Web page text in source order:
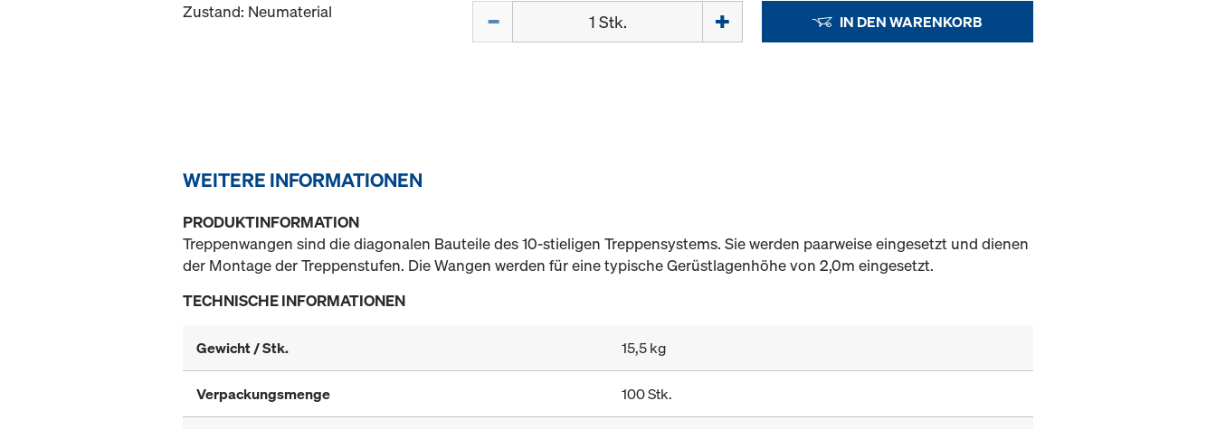
Zustand: Neumaterial IN DEN WARENKORB
WEITERE INFORMATIONEN
PRODUKTINFORMATION
Treppenwangen sind die diagonalen Bauteile des 10-stieligen Treppensystems. Sie werden paarweise eingesetzt und dienen
der Montage der Treppenstufen. Die Wangen werden für eine typische Gerüstlagenhöhe von 2,0m eingesetzt.
TECHNISCHE INFORMATIONEN
Gewicht / Stk. 15,5 kg
Verpackungsmenge 100 Stk.